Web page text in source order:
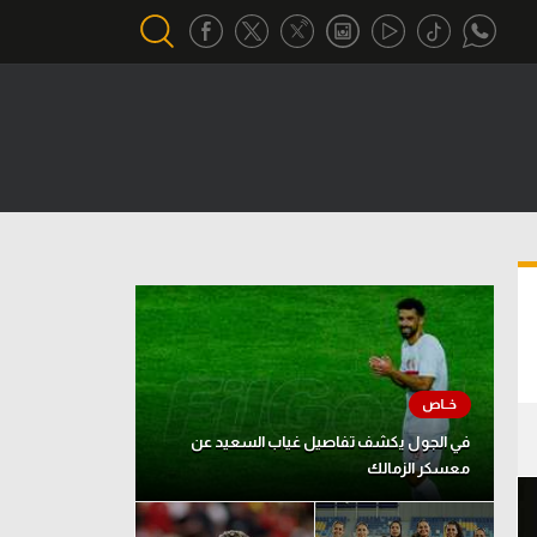
تحقيق في الجول
تقرير في الجول
تحليل في الجول
حكايات في الجول
كويز في الجول
فيديو في الجول
في الجول يكشف تفاصيل غياب السعيد عن
معسكر الزمالك